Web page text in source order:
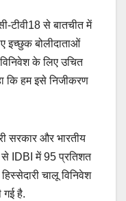
टीवी18 से बातचीत में
इच्छुक बोलीदाताओं
के लिए उचित
कि हम इसे निजीकरण
सरकार और भारतीय
से IDBI में 95 प्रतिशत
चालू विनिवेश
गई है.